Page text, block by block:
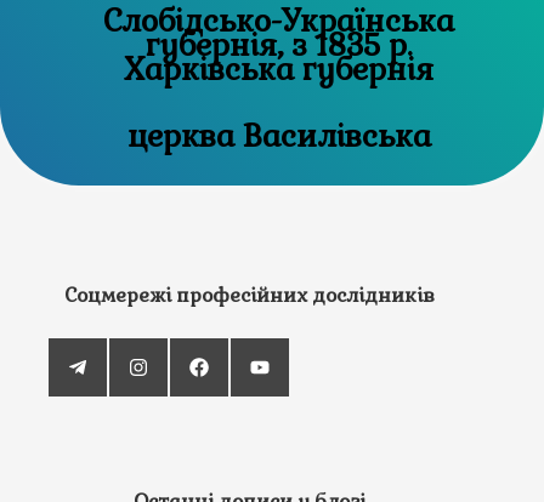
Слобідсько-Українська
губернія, з 1835 р.
Харківська губернія
церква Василівська
Соцмережі професійних дослідників